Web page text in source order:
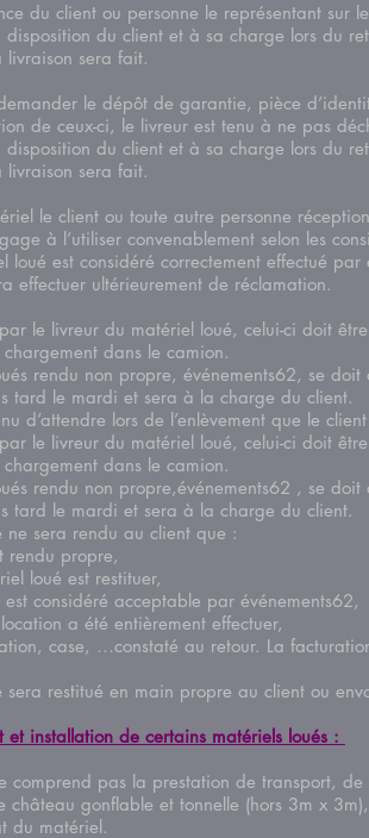
du client ou personne le représentant
du client et à sa charge lors du
livraison sera fait.
le dépôt de garantie, pièce
de ceux-ci, le livreur est tenu à ne pas
disposition du client et à sa charge lors du
livraison sera fait.
le client ou toute autre personne
à l’utiliser convenablement selon les
loué est considéré correctement effectué
effectuer ultérieurement de réclamation.
par le livreur du matériel loué, celui-ci doit
chargement dans le camion.
rendu non propre, événements62, se
tard le mardi et sera à la charge du
d’attendre lors de l’enlèvement que le
par le livreur du matériel loué, celui-ci doit
chargement dans le camion.
rendu non propre,événements62 , se
tard le mardi et sera à la charge du
sera rendu au client que :
rendu propre,
loué est restituer,
est considéré acceptable par événements62,
a été entièrement effectuer,
case, …constaté au retour. La
sera restitué en main propre au client ou
et installation de certains matériels loués :
comprend pas la prestation de
château gonflable et tonnelle (hors 3m x
du matériel.